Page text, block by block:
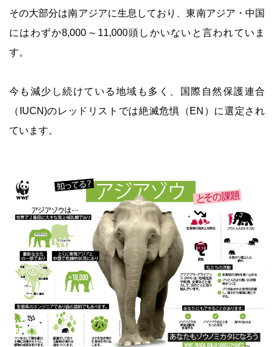
その大部分は南アジアに生息しており、東南アジア・中国
にはわずか8,000～11,000頭しかいないと言われていま
す。
今も減少し続けている地域も多く、国際自然保護連合
（IUCN)のレッドリストでは絶滅危惧（EN）に選定され
ています。